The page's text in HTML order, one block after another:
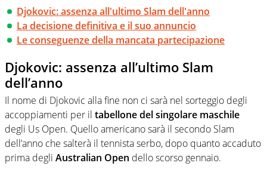
Djokovic: assenza all'ultimo Slam dell'anno
La decisione definitiva e il suo annuncio
Le conseguenze della mancata partecipazione
Djokovic: assenza all’ultimo Slam
dell’anno
Il nome di Djokovic alla fine non ci sarà nel sorteggio degli
accoppiamenti per il tabellone del singolare maschile
degli Us Open. Quello americano sarà il secondo Slam
dell’anno che salterà il tennista serbo, dopo quanto accaduto
prima degli Australian Open dello scorso gennaio.